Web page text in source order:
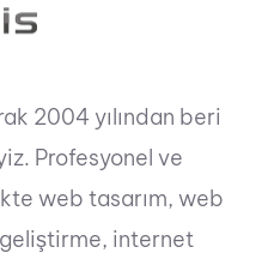
2004 yılından beri
Profesyonel ve
web tasarım, web
geliştirme, internet